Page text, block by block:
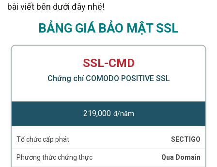
bài viết bên dưới đây nhé!
BẢNG GIÁ BẢO MẬT SSL
SSL-CMD
Chứng chỉ COMODO POSITIVE SSL
219,000 đ/năm
Tổ chức cấp phát SECTIGO
Phương thức chứng thực Qua Domain